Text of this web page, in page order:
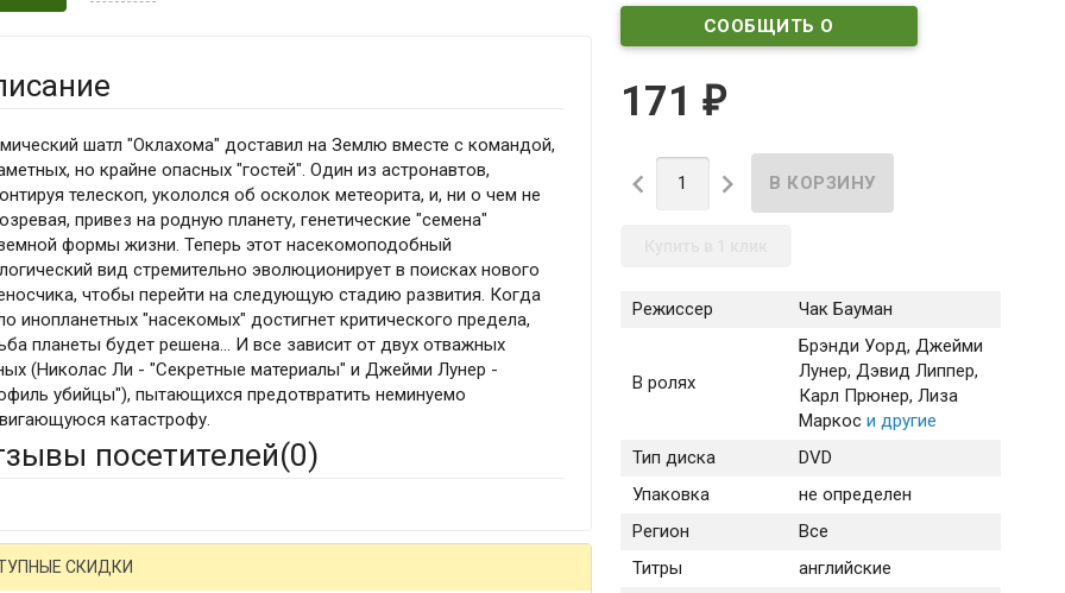
СООБЩИТЬ О
171 ₽
 
Режиссер Чак Бауман
В ролях
Брэнди Уорд, Джейми
Лунер, Дэвид Липпер,
Карл Прюнер, Лиза
Маркоси другие
Тип диска
DVD
Упаковка
не определен
Регион
Все
Титры
английские
шатл "Оклахома" доставил на Землю вместе с командой,
но крайне опасных "гостей". Один из астронавтов,
телескоп, укололся об осколок метеорита, и, ни о чем не
привез на родную планету, генетические "семена"
формы жизни. Теперь этот насекомоподобный
вид стремительно эволюционирует в поисках нового
чтобы перейти на следующую стадию развития. Когда
инопланетных "насекомых" достигнет критического предела,
планеты будет решена... И все зависит от двух отважных
(Николас Ли - "Секретные материалы" и Джейми Лунер -
убийцы"), пытающихся предотвратить неминуемо
катастрофу.
посетителей(0)
СКИДКИ